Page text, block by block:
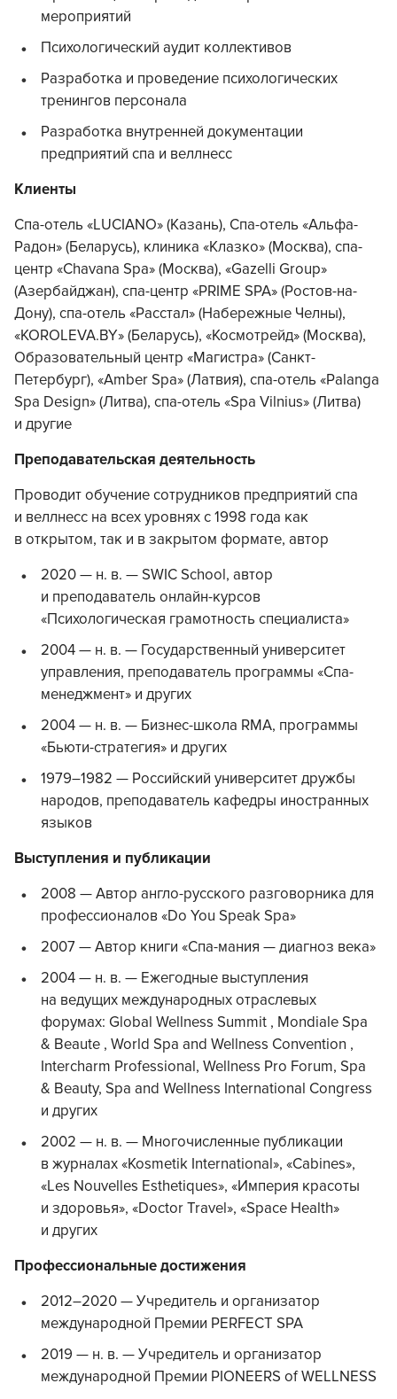
мероприятий
Психологический аудит коллективов
Разработка и проведение психологических
тренингов персонала
Разработка внутренней документации
предприятий спа и веллнесс
Клиенты
Cпа-отель «LUCIANO» (Казань), Спа-отель «Альфа-
Радон» (Беларусь), клиника «Клазко» (Москва), спа-
центр «Chavana Spa» (Москва), «Gazelli Group»
(Азербайджан), спа-центр «PRIME SPA» (Ростов-на-
Дону), спа-отель «Расстал» (Набережные Челны),
«KOROLEVA.BY» (Беларусь), «Космотрейд» (Москва),
Образовательный центр «Магистра» (Санкт-
Петербург), «Amber Spa» (Латвия), спа-отель «Palanga
Spa Design» (Литва), спа-отель «Spa Vilnius» (Литва)
и другие
Преподавательская деятельность
Проводит обучение сотрудников предприятий спа
и веллнесс на всех уровнях с 1998 года как
в открытом, так и в закрытом формате, автор
2020 — н. в. — SWIC School, автор
и преподаватель онлайн-курсов
«Психологическая грамотность специалиста»
2004 — н. в. — Государственный университет
управления, преподаватель программы «Спа-
менеджмент» и других
2004 — н. в. — Бизнес-школа RMA, программы
«Бьюти-стратегия» и других
1979–1982 — Российский университет дружбы
народов, преподаватель кафедры иностранных
языков
Выступления и публикации
2008 — Автор англо-русского разговорника для
профессионалов «Do You Speak Spa»
2007 — Автор книги «Спа-мания — диагноз века»
2004 — н. в. — Ежегодные выступления
на ведущих международных отраслевых
форумах: Global Wellness Summit , Mondiale Spa
& Beaute , World Spa and Wellness Convention ,
Intercharm Professional, Wellness Pro Forum, Spa
& Beauty, Spa and Wellness International Congress
и других
2002 — н. в. — Многочисленные публикации
в журналах «Kosmetik International», «Cabines»,
«Les Nouvelles Esthetiques», «Империя красоты
и здоровья», «Doctor Travel», «Space Health»
и других
Профессиональные достижения
2012–2020 — Учредитель и организатор
международной Премии PERFECT SPA
2019 — н. в. — Учредитель и организатор
международной Премии PIONEERS of WELLNESS